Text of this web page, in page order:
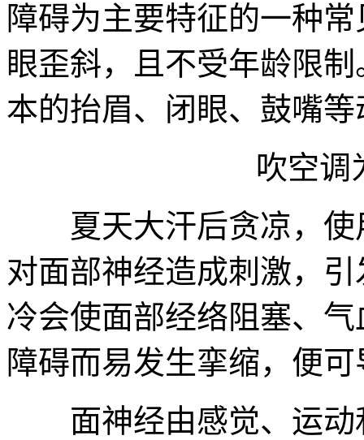
障碍为主要特征的一种
眼歪斜，且不受年龄限
本的抬眉、闭眼、鼓嘴
吹空调为
夏天大汗后贪凉，使
对面部神经造成刺激，
冷会使面部经络阻塞、
障碍而易发生挛缩，便
面神经由感觉、运动